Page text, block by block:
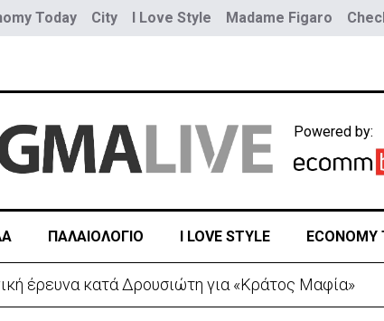
Today City I Love Style Madame Figaro
Powered by:
ΠΑΛΑΙΟΛΟΓΙΟ I LOVE STYLE ECONOMY
της Θέουτα: Ελέγχους και από Ισπανία στα